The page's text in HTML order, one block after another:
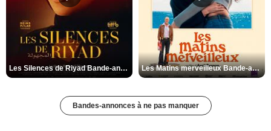
Les Silences de Riyad Bande-annonce VO STFR Les Matins merveilleux Bande-annonce VF
Bandes-annonces à ne pas manquer